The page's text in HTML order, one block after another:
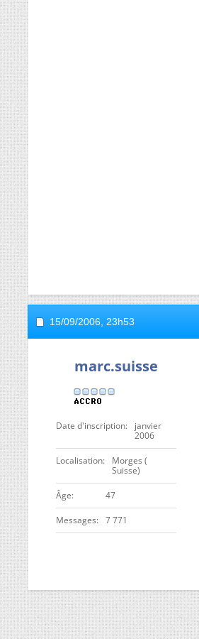
15/09/2006, 23h53
marc.suisse
Date d'inscription
janvier
2006
Localisation
Morges (
Suisse)
ge 47
Messages 7 771